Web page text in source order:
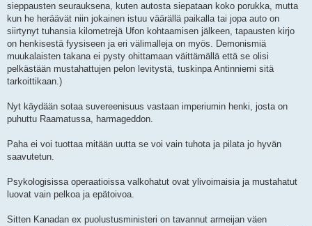
sieppausten seurauksena, kuten autosta siepataan koko porukka, mutta
kun he heräävät niin jokainen istuu väärällä paikalla tai jopa auto on
siirtynyt tuhansia kilometrejä Ufon kohtaamisen jälkeen, tapausten kirjo
on henkisestä fyysiseen ja eri välimalleja on myös. Demonismiä
muukalaisten takana ei pysty ohittamaan väittämällä että se olisi
pelkästään mustahattujen pelon levitystä, tuskinpa Antinniemi sitä
tarkoittikaan.)
Nyt käydään sotaa suvereenisuus vastaan imperiumin henki, josta on
puhuttu Raamatussa, harmageddon.
Paha ei voi tuottaa mitään uutta se voi vain tuhota ja pilata jo hyvän
saavutetun.
Psykologisissa operaatioissa valkohatut ovat ylivoimaisia ja mustahatut
luovat vain pelkoa ja epätoivoa.
Sitten Kanadan ex puolustusministeri on tavannut armeijan väen